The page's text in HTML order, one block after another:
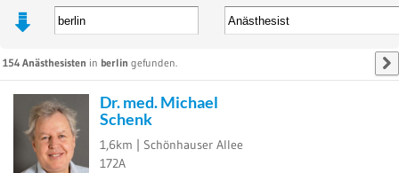
154 Anästhesisten in berlin gefunden.
Dr. med. Michael
Schenk
1,6km | Schönhauser Allee
172A